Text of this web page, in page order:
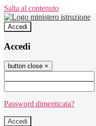
Salta al contenuto
Accedi
Accedi
button close ×
Password dimenticata?